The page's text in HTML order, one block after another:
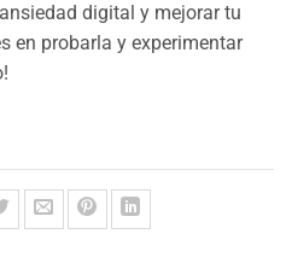
digital y mejorar tu
en probarla y experimentar